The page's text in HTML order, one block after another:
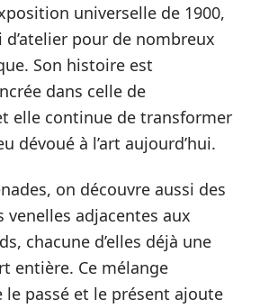
universelle de 1900,
pour de nombreux
Son histoire est
dans celle de
elle continue de transformer
dévoué à l’art aujourd’hui.
on découvre aussi des
adjacentes aux
chacune d’elles déjà une
entière. Ce mélange
passé et le présent ajoute